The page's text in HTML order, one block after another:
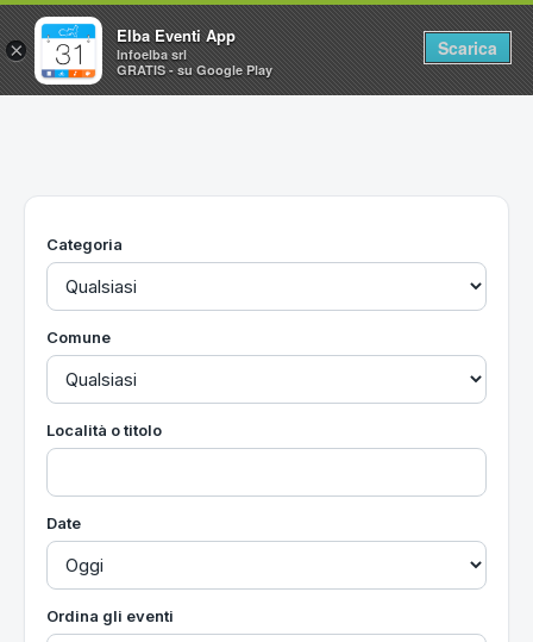
Home
Utilità
Categoria
Comune
Località o titolo
Date
Ordina gli eventi
×
Elba Eventi App
Infoelba srl
GRATIS - su Google Play
Scarica